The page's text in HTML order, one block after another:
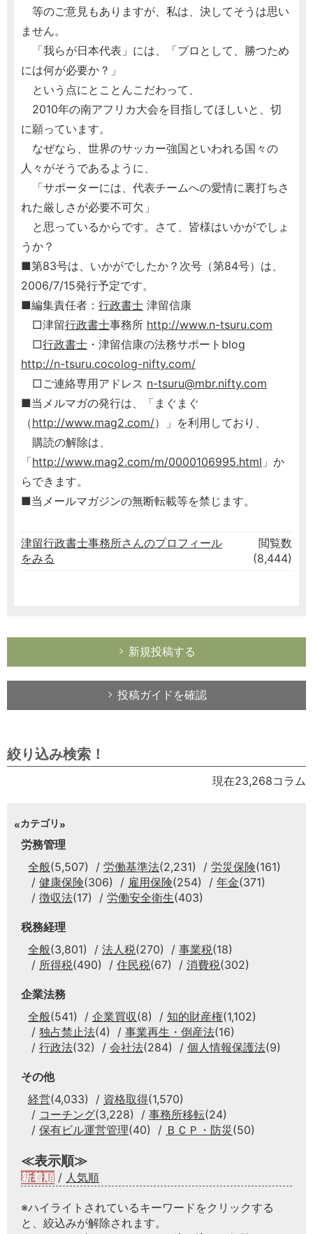
等のご意見もありますが、私は、決してそうは思い
ません。
「我らが日本代表」には、「プロとして、勝つため
には何が必要か？」
という点にとことんこだわって、
2010年の南アフリカ大会を目指してほしいと、切
に願っています。
なぜなら、世界のサッカー強国といわれる国々の
人々がそうであるように、
「サポーターには、代表チームへの愛情に裏打ちさ
れた厳しさが必要不可欠」
と思っているからです。さて、皆様はいかがでしょ
うか？
■第83号は、いかがでしたか？次号（第84号）は、
2006/7/15発行予定です。
■編集責任者： 行政書士 津留信康
□津留行政書士事務所 http://www.n-tsuru.com
□行政書士 ・津留信康の法務サポートblog
http://n-tsuru.cocolog-nifty.com/
□ご連絡専用アドレス n-tsuru@mbr.nifty.com
■当メルマガの発行は、「まぐまぐ
（http://www.mag2.com/）」を利用しており、
購読の解除は、
「http://www.mag2.com/m/0000106995.html 」か
らできます。
■当メールマガジンの無断転載等を禁じます。
津留行政書士事務所さんのプロフィール
をみる
閲覧数
(8,444)
新規投稿する
投稿ガイドを確認
絞り込み検索！
現在23,268コラム
カテゴリ
労務管理
全般(5,507) 労働基準法(2,231) 労災保険(161)
健康保険(306) 雇用保険(254) 年金(371)
徴収法(17) 労働安全衛生(403)
税務経理
全般(3,801) 法人税(270) 事業税(18)
所得税(490) 住民税(67) 消費税(302)
企業法務
全般(541) 企業買収(8) 知的財産権(1,102)
独占禁止法(4) 事業再生・倒産法(16)
行政法(32) 会社法(284) 個人情報保護法(9)
その他
経営(4,033) 資格取得(1,570)
コーチング(3,228) 事務所移転(24)
保有ビル運営管理(40) ＢＣＰ・防災 (50)
≪表示順≫
新着順 / 人気順
※ハイライトされているキーワードをクリックする
と、絞込みが解除されます。